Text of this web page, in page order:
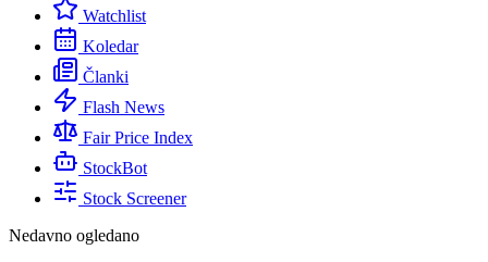
Watchlist
Koledar
Članki
Flash News
Fair Price Index
StockBot
Stock Screener
Nedavno ogledano